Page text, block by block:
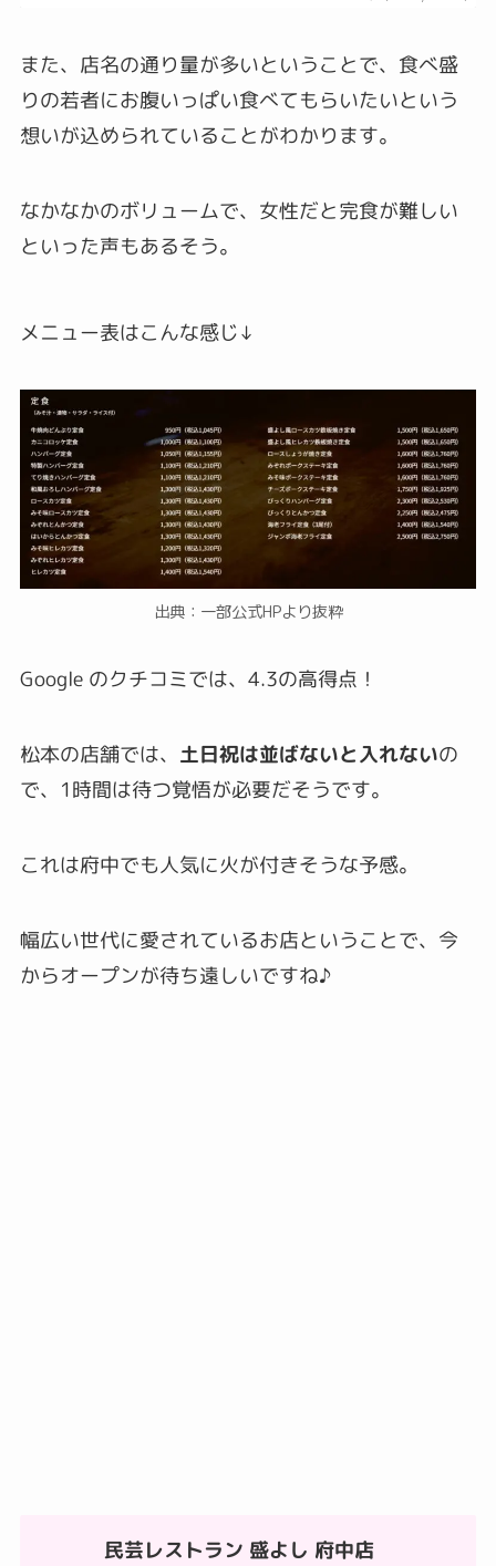
また、店名の通り量が多いということで、食べ盛
りの若者にお腹いっぱい食べてもらいたいという
想いが込められていることがわかります。
なかなかのボリュームで、女性だと完食が難しい
といった声もあるそう。
メニュー表はこんな感じ↓
出典：一部公式HPより抜粋
Google のクチコミでは、 4.3の高得点！
松本の店舗では、 土日祝は並ばないと入れないの
で、1時間は待つ覚悟が必要だそうです。
これは府中でも人気に火が付きそうな予感。
幅広い世代に愛されているお店ということで、今
からオープンが待ち遠しいですね♪
民芸レストラン 盛よし 府中店